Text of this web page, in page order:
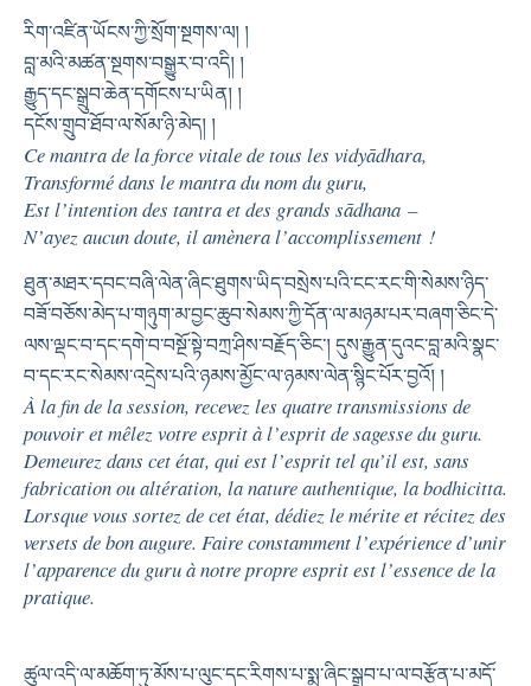
རིག་འཛིན་ཡོངས་ཀྱི་སྲོག་སྔགས་ལ། །
བླ་མའི་མཚན་སྔགས་བསྒྱུར་བ་འདི། །
རྒྱུད་དང་སྒྲུབ་ཆེན་དགོངས་པ་ཡིན། །
དངོས་གྲུབ་ཐོབ་ལ་སོམ་ཉི་མེད། །
Ce mantra de la force vitale de tous les vidyādhara,
Transformé dans le mantra du nom du guru,
Est l’intention des tantra et des grands sādhana –
N’ayez aucun doute, il amènera l’accomplissement !
ཐུན་མཐར་དབང་བཞི་ལེན་ཞིང་ཐུགས་ཡིད་བསྲེས་པའི་ངང་རང་གི་སེམས་ཉིད་
བཟོ་བཅོས་མེད་པ་གཉུག་མ་བྱང་ཆུབ་སེམས་ཀྱི་དོན་ལ་མཉམ་པར་བཞག་ཅིང་དེ་
ལས་ལྡང་བ་དང་དགེ་བ་བསྔོ་སྟེ་བཀྲ་ཤིས་བརྗོད་ཅིང་། དུས་རྒྱུན་དུའང་བླ་མའི་སྣང་
བ་དང་རང་སེམས་འདྲེས་པའི་ཉམས་མྱོང་ལ་ཉམས་ལེན་སྙིང་པོར་བྱའོ། །
À la fin de la session, recevez les quatre transmissions de
pouvoir et mêlez votre esprit à l’esprit de sagesse du guru.
Demeurez dans cet état, qui est l’esprit tel qu’il est, sans
fabrication ou altération, la nature authentique, la bodhicitta.
Lorsque vous sortez de cet état, dédiez le mérite et récitez des
versets de bon augure. Faire constamment l’expérience d’unir
l’apparence du guru à notre propre esprit est l’essence de la
pratique.
ཚུལ་འདི་ལ་མཆོག་ཏུ་མོས་པ་ལུང་དང་རིགས་པ་སྨྲ་ཞིང་སྒྲུབ་པ་ལ་བརྩོན་པ་མདོ་